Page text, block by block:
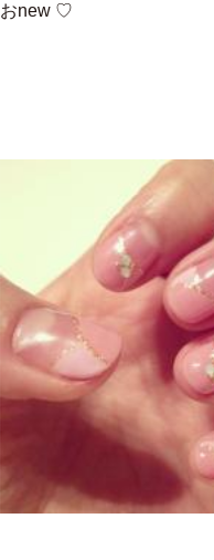
おnew ♡